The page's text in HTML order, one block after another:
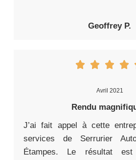
Geoffrey P.
Avril 2021
Rendu
J’ai fait appel à cette
services de Serrurier
Étampes. Le résultat